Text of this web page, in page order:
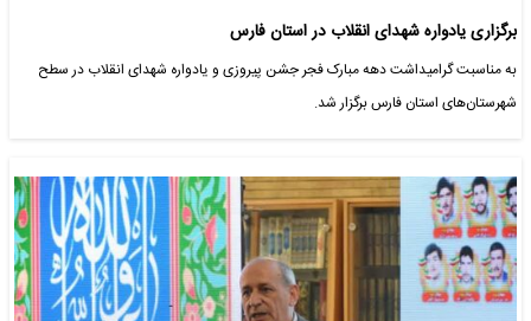
برگزاری یادواره شهدای انقلاب در استان فارس
به مناسبت گرامیداشت دهه مبارک فجر جشن پیروزی و یادواره شهدای انقلاب در سطح
شهرستان‌های استان فارس برگزار شد.